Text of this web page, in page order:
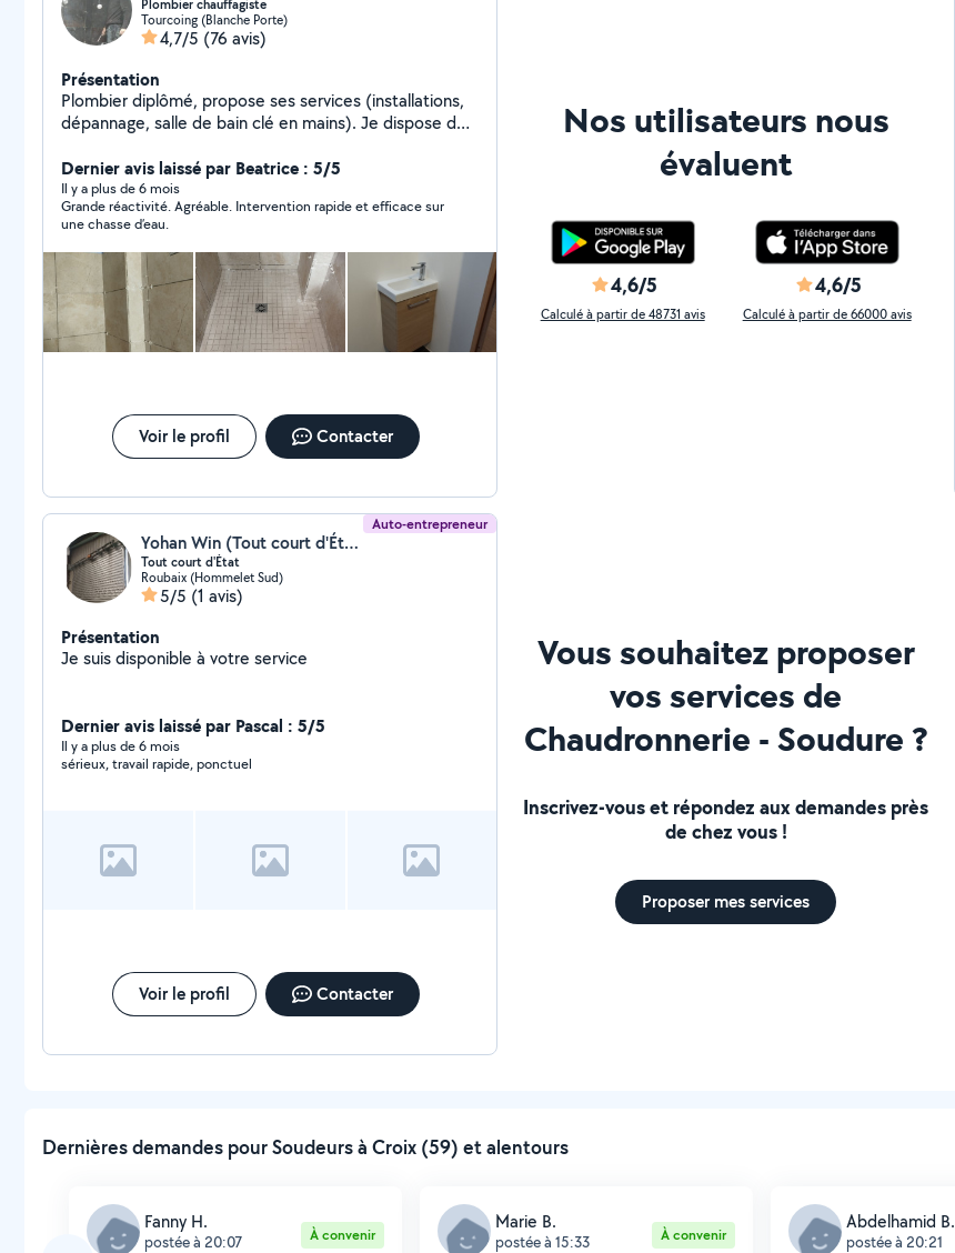
Plombier chauffagiste
Tourcoing (Blanche Porte)
4,7/5 (76 avis)
Présentation
Plombier diplômé, propose ses services (installations,
dépannage, salle de bain clé en mains). Je dispose de
matériel du plombier, me contacter pour plus de
photos de mes travaux ou pour tout renseignement
complémentaire.
Dernier avis laissé par Beatrice : 5/5
Il y a plus de 6 mois
Grande réactivité. Agréable. Intervention rapide et efficace sur
une chasse d’eau.
Voir le profil Contacter
Nos utilisateurs nous
évaluent
4,6/5
Calculé à partir de 48731 avis
4,6/5
Calculé à partir de 66000 avis
Auto-entrepreneur
Yohan Win (Tout court d'État)
Tout court d'État
Roubaix (Hommelet Sud)
5/5 (1 avis)
Présentation
Je suis disponible à votre service
Dernier avis laissé par Pascal : 5/5
Il y a plus de 6 mois
sérieux, travail rapide, ponctuel
Voir le profil Contacter
Vous souhaitez proposer
vos services de
Chaudronnerie - Soudure ?
Inscrivez-vous et répondez aux demandes près
de chez vous !
Proposer mes services
Dernières demandes pour Soudeurs à Croix (59) et alentours
Fanny H.
postée à 20:07 À convenir
Marie B.
postée à 15:33 À convenir
Abdelhamid B.
postée à 20:21